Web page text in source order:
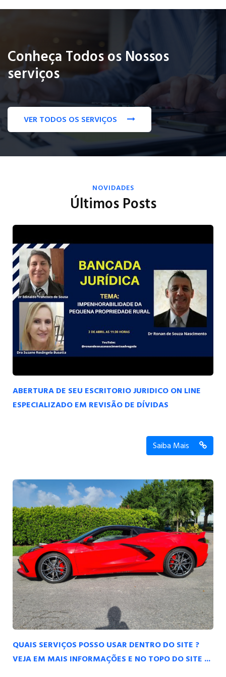
Conheça Todos os Nossos
serviços
VER TODOS OS SERVIÇOS
NOVIDADES
Últimos Posts
ABERTURA DE SEU ESCRITORIO JURIDICO ON LINE
ESPECIALIZADO EM REVISÃO DE DÍVIDAS
Saiba Mais
QUAIS SERVIÇOS POSSO USAR DENTRO DO SITE ?
VEJA EM MAIS INFORMAÇÕES E NO TOPO DO SITE ...